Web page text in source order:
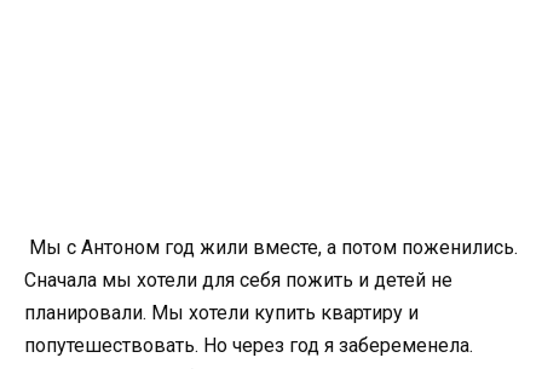
Мы с Антоном год жили вместе, а потом поженились.
Сначала мы хотели для себя пожить и детей не
планировали. Мы хотели купить квартиру и
попутешествовать. Но через год я забеременела.